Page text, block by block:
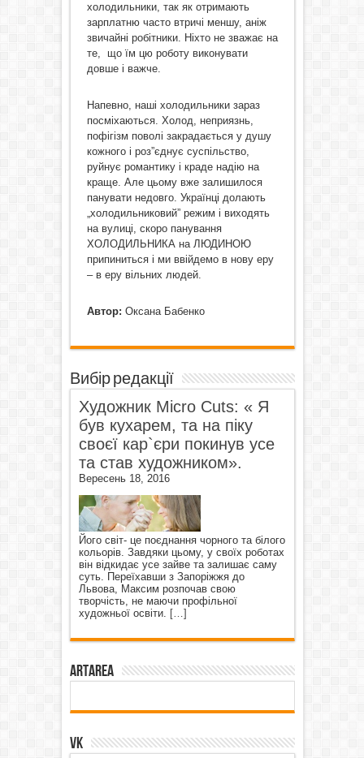
холодильники, так як отримають
зарплатню часто втричі меншу, аніж
звичайні робітники. Ніхто не зважає на
те, що їм цю роботу виконувати
довше і важче.
Напевно, наші холодильники зараз
посміхаються. Холод, неприязнь,
пофігізм поволі закрадається у душу
кожного і роз”єднує суспільство,
руйнує романтику і краде надію на
краще. Але цьому вже залишилося
панувати недовго. Українці долають
„холодильниковий” режим і виходять
на вулиці, скоро панування
ХОЛОДИЛЬНИКА на ЛЮДИНОЮ
припиниться і ми ввійдемо в нову еру
– в еру вільних людей.
Автор: Оксана Бабенко
Вибір редакції
Художник Micro Cuts: « Я
був кухарем, та на піку
своєї кар`єри покинув усе
та став художником».
Вересень 18, 2016
Його світ- це поєднання чорного та білого
кольорів. Завдяки цьому, у своїх роботах
він відкидає усе зайве та залишає саму
суть. Переїхавши з Запоріжжя до
Львова, Максим розпочав свою
творчість, не маючи профільної
художньої освіти. […]
ArtArea
VK